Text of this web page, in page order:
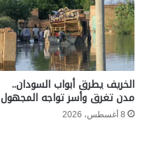
الخريف يطرق أبواب السودان..
مدن تغرق وأسر تواجه المجهول
8 أغسطس، 2026